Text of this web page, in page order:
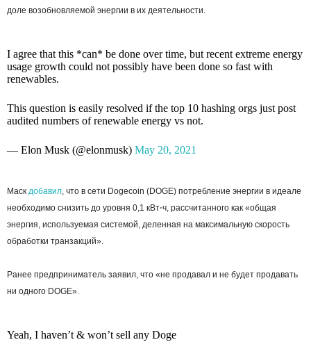
доле возобновляемой энергии в их деятельности.
I agree that this *can* be done over time, but recent extreme energy
usage growth could not possibly have been done so fast with
renewables.
This question is easily resolved if the top 10 hashing orgs just post
audited numbers of renewable energy vs not.
— Elon Musk (@elonmusk) May 20, 2021
Маск добавил, что в сети Dogecoin (DOGE) потребление энергии в идеале
необходимо снизить до уровня 0,1 кВт⋅ч, рассчитанного как «общая
энергия, используемая системой, деленная на максимальную скорость
обработки транзакций».
Ранее предприниматель заявил, что «не продавал и не будет продавать
ни одного DOGE».
Yeah, I haven’t & won’t sell any Doge